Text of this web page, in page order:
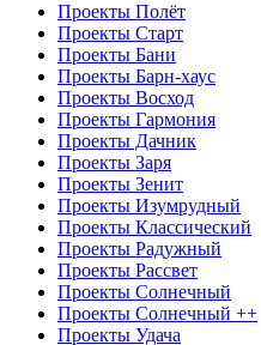
Проекты Полёт
Проекты Старт
Проекты Бани
Проекты Барн-хаус
Проекты Восход
Проекты Гармония
Проекты Дачник
Проекты Заря
Проекты Зенит
Проекты Изумрудный
Проекты Классический
Проекты Радужный
Проекты Рассвет
Проекты Солнечный
Проекты Солнечный ++
Проекты Удача